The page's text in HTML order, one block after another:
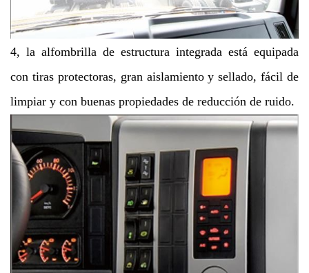
4, la alfombrilla de estructura integrada está equipada
con tiras protectoras, gran aislamiento y sellado, fácil de
limpiar y con buenas propiedades de reducción de ruido.